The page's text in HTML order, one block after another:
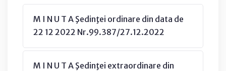
M I N U T A Şedinţei ordinare din data de
22 12 2022 Nr.99.387/27.12.2022
M I N U T A Şedinţei extraordinare din